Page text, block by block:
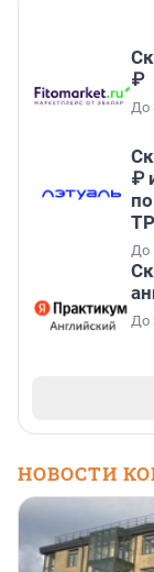
₽
До
₽
До
До
НОВОСТИ